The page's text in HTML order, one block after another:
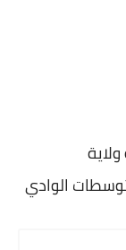
الوادي